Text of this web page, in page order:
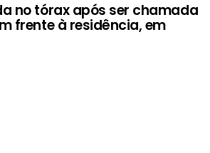
no tórax após ser chamada
frente à residência, em